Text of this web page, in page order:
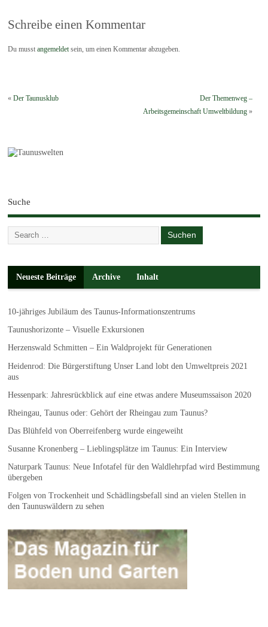
Schreibe einen Kommentar
Du musstangemeldetsein, um einen Kommentar abzugeben.
«Der Taunusklub
Der Themenweg –
Arbeitsgemeinschaft Umweltbildung»
Suche
Neueste Beiträge Archive Inhalt
10-jähriges Jubiläum des Taunus-Informationszentrums
Taunushorizonte – Visuelle Exkursionen
Herzenswald Schmitten – Ein Waldprojekt für Generationen
Heidenrod: Die Bürgerstiftung Unser Land lobt den Umweltpreis 2021
aus
Hessenpark: Jahresrückblick auf eine etwas andere Museumssaison 2020
Rheingau, Taunus oder: Gehört der Rheingau zum Taunus?
Das Blühfeld von Oberreifenberg wurde eingeweiht
Susanne Kronenberg – Lieblingsplätze im Taunus: Ein Interview
Naturpark Taunus: Neue Infotafel für den Waldlehrpfad wird Bestimmung
übergeben
Folgen von Trockenheit und Schädlingsbefall sind an vielen Stellen in
den Taunuswäldern zu sehen